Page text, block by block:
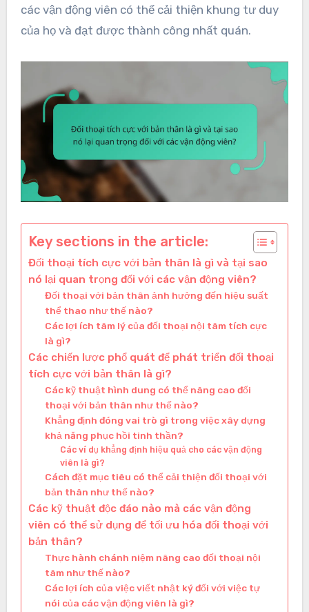
các vận động viên có thể cải thiện khung tư duy
của họ và đạt được thành công nhất quán.
Key sections in the article:
Đối thoại tích cực với bản thân là gì và tại sao
nó lại quan trọng đối với các vận động viên?
Đối thoại với bản thân ảnh hưởng đến hiệu suất
thể thao như thế nào?
Các lợi ích tâm lý của đối thoại nội tâm tích cực
là gì?
Các chiến lược phổ quát để phát triển đối thoại
tích cực với bản thân là gì?
Các kỹ thuật hình dung có thể nâng cao đối
thoại với bản thân như thế nào?
Khẳng định đóng vai trò gì trong việc xây dựng
khả năng phục hồi tinh thần?
Các ví dụ khẳng định hiệu quả cho các vận động
viên là gì?
Cách đặt mục tiêu có thể cải thiện đối thoại với
bản thân như thế nào?
Các kỹ thuật độc đáo nào mà các vận động
viên có thể sử dụng để tối ưu hóa đối thoại với
bản thân?
Thực hành chánh niệm nâng cao đối thoại nội
tâm như thế nào?
Các lợi ích của việc viết nhật ký đối với việc tự
nói của các vận động viên là gì?